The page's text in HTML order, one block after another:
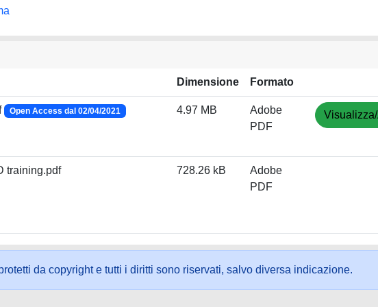
Dimensione Formato
Open Access dal 02/04/2021 4.97 MB
Adobe
PDF
training.pdf 728.26 kB
Adobe
PDF
da copyright e tutti i diritti sono riservati, salvo diversa indicazione.